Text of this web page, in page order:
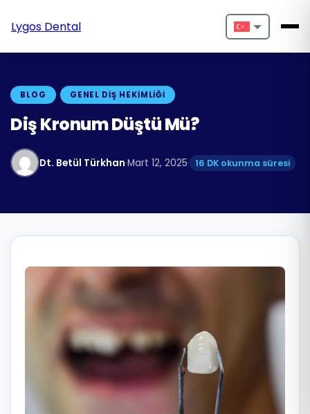
Lygos Dental
Nederlands
Español
Български
BLOG GENEL DIŞ HEKIMLIĞI
Diş Kronum Düştü Mü?
Dt. Betül Türkhan·Mart 12, 2025· 16 DK okunma süresi